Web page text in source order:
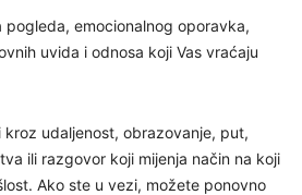
pogleda, emocionalnog oporavka,
uvida i odnosa koji Vas vraćaju
udaljenost, obrazovanje, put,
ili razgovor koji mijenja način na koji
Ako ste u vezi, možete ponovno